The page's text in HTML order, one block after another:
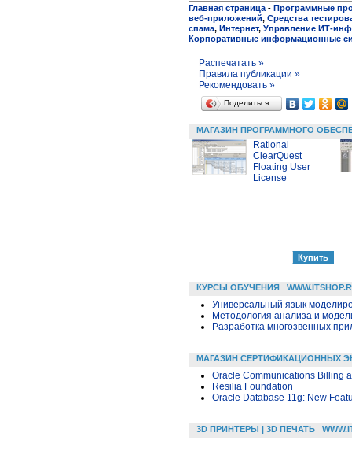
Главная страница - Программные
веб-приложений, Средства
спама, Интернет, Управление ИТ-
Корпоративные информационные
Распечатать »
Правила публикации »
Рекомендовать »
Поделиться…
МАГАЗИН ПРОГРАММНОГО
Rational
ClearQuest
Floating User
License
КУРСЫ ОБУЧЕНИЯ
Универсальный язык
Методология анализа и
Разработка многозвенных
МАГАЗИН СЕРТИФИКАЦИОННЫХ
Oracle Communications Billing
Resilia Foundation
Oracle Database 11g: New
3D ПРИНТЕРЫ | 3D ПЕЧАТЬ